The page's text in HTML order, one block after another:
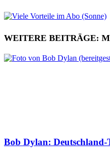
WEITERE BEITRÄGE:
Bob Dylan: